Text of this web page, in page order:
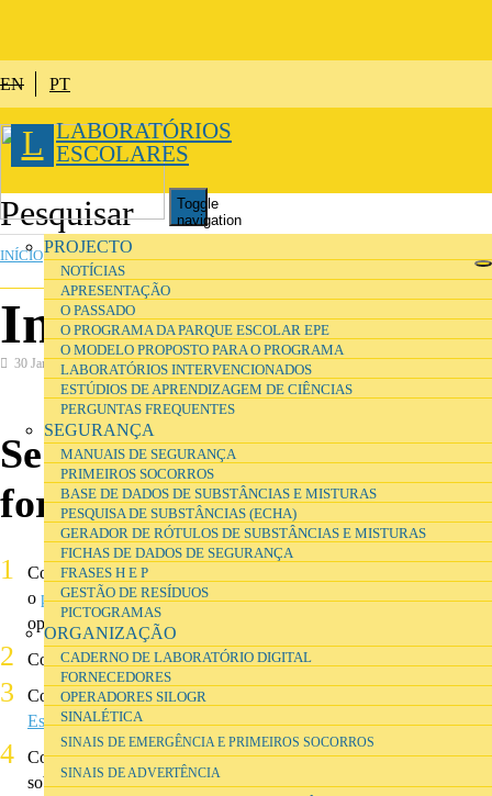
EN PT
L LABORATÓRIOS
ESCOLARES
Toggle
navigation
PROJECTO
NOTÍCIAS
APRESENTAÇÃO
O PASSADO
O PROGRAMA DA PARQUE ESCOLAR EPE
O MODELO PROPOSTO PARA O PROGRAMA
LABORATÓRIOS INTERVENCIONADOS
ESTÚDIOS DE APRENDIZAGEM DE CIÊNCIAS
PERGUNTAS FREQUENTES
SEGURANÇA
MANUAIS DE SEGURANÇA
PRIMEIROS SOCORROS
BASE DE DADOS DE SUBSTÂNCIAS E MISTURAS
PESQUISA DE SUBSTÂNCIAS (ECHA)
GERADOR DE RÓTULOS DE SUBSTÂNCIAS E MISTURAS
FICHAS DE DADOS DE SEGURANÇA
FRASES H E P
GESTÃO DE RESÍDUOS
PICTOGRAMAS
ORGANIZAÇÃO
CADERNO DE LABORATÓRIO DIGITAL
FORNECEDORES
OPERADORES SILOGR
SINALÉTICA
SINAIS DE EMERGÊNCIA E PRIMEIROS SOCORROS
SINAIS DE ADVERTÊNCIA
ESTÁ AQUI
INÍCIO
Investigadores
30 Janeiro 2017
Se é investigador/a e/ou
formador de professores …
Conheça em maior detalhe o
o programa da Parque Escolar EPE, e a justificação de algumas
opções tomadas.
Consulte fotos delaboratórios intervencionados
Consulte ocurso sobre Organização e Gestão de Laboratórios
Escolarese reflicta sobre a sua estrutura, conteúdos e metodologia.
Conheça o conceito denovelas gráficas pedagógicase reflicta
sobre de que forma poderá ser útil na sua investigação e/ou